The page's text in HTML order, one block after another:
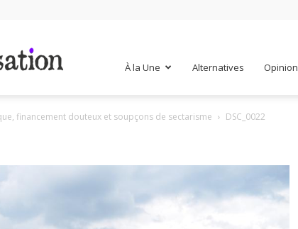
À la Une Alternatives Opinion
financement douteux et soupçons de sectarisme DSC_0022